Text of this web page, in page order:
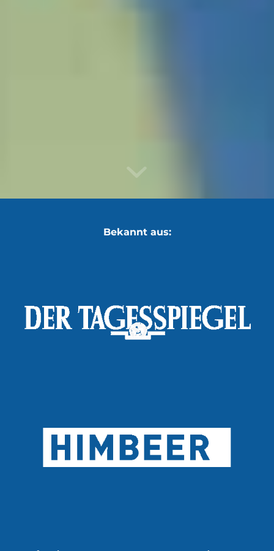
Bekannt aus: